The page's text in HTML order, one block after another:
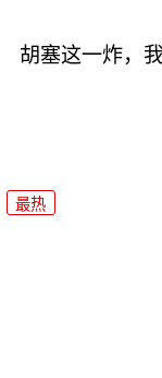
胡塞这一炸，
最热